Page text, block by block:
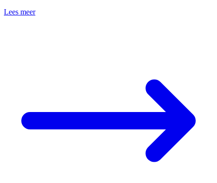
Lees meer